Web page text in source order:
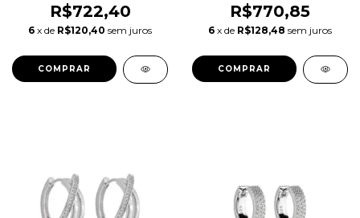
CRAVEJADA ZIRCONIAS
BRANCAS DRIBRRH.3506
R$722,40
6 x de R$120,40 sem juros
PEROLA 12MM
TURQUESA PENDURADA
DRIBRRH.217
R$770,85
6 x de R$128,48 sem juros